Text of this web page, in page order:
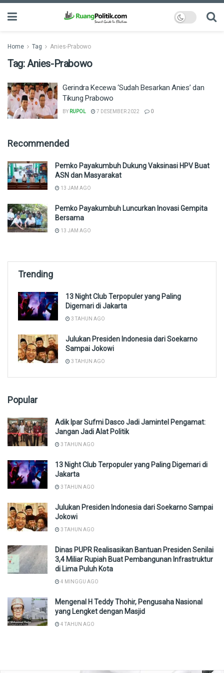
Home Tag Anies-Prabowo
Tag:Anies-Prabowo
Gerindra Kecewa ‘Sudah Besarkan Anies’ dan
Tikung Prabowo
BY RUPOL 7 DESEMBER 2022 0
Recommended
Pemko Payakumbuh Dukung Vaksinasi HPV Buat
ASN dan Masyarakat
13 JAM AGO
Pemko Payakumbuh Luncurkan Inovasi Gempita
Bersama
13 JAM AGO
Trending
13 Night Club Terpopuler yang Paling
Digemari di Jakarta
3 TAHUN AGO
Julukan Presiden Indonesia dari Soekarno
Sampai Jokowi
3 TAHUN AGO
Popular
Adik Ipar Sufmi Dasco Jadi Jamintel Pengamat:
Jangan Jadi Alat Politik
3 TAHUN AGO
13 Night Club Terpopuler yang Paling Digemari di
Jakarta
3 TAHUN AGO
Julukan Presiden Indonesia dari Soekarno Sampai
Jokowi
3 TAHUN AGO
Dinas PUPR Realisasikan Bantuan Presiden Senilai
3,4 Miliar Rupiah Buat Pembangunan Infrastruktur
di Lima Puluh Kota
4 MINGGU AGO
Mengenal H Teddy Thohir, Pengusaha Nasional
yang Lengket dengan Masjid
4 TAHUN AGO